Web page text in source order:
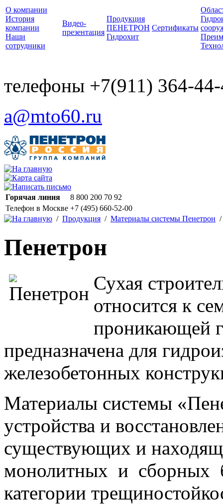
О компании
История
компании
Наши
сотрудники
Видео-
презентация
Продукция
ПЕНЕТРОН
Гидрохит
Сертификаты
телефоны +7(911) 364-
a@mto60.ru
Горячая линия
8 800 200 70 92
Телефон в Москвe +7 (495) 660-52-00
/ Продукция / Материалы системы Пенетрон /
Пенетрон
Сухая
относится к
проникающей
предназначена для
железобетонных
Материалы системы
устройства и
существующих и
монолитных и
категории